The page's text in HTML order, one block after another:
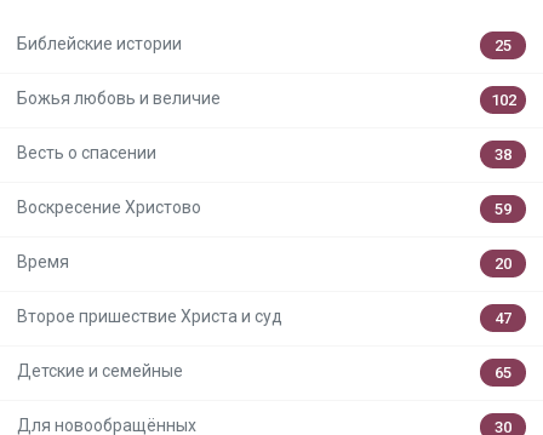
Библейские истории 25
Божья любовь и величие 102
Весть о спасении 38
Воскресение Христово 59
Время 20
Второе пришествие Христа и суд 47
Детские и семейные 65
Для новообращённых 30